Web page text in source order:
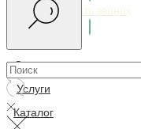
Заказать звонок
Доставка
Оплата
Услуги
Каталог